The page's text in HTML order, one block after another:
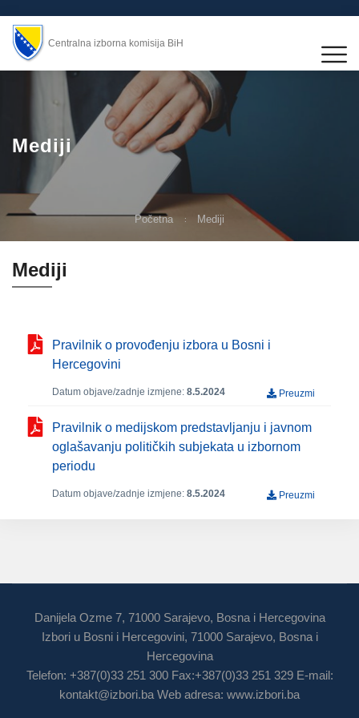
Centralna izborna komisija BiH
Mediji
Početna Mediji
Mediji
Pravilnik o provođenju izbora u Bosni i
Hercegovini
Datum objave/zadnje izmjene: 8.5.2024 Preuzmi
Pravilnik o medijskom predstavljanju i javnom
oglašavanju političkih subjekata u izbornom
periodu
Datum objave/zadnje izmjene: 8.5.2024 Preuzmi
Danijela Ozme 7, 71000 Sarajevo, Bosna i Hercegovina
Izbori u Bosni i Hercegovini, 71000 Sarajevo, Bosna i
Hercegovina
Telefon: +387(0)33 251 300 Fax:+387(0)33 251 329 E-mail:
kontakt@izbori.ba Web adresa: www.izbori.ba